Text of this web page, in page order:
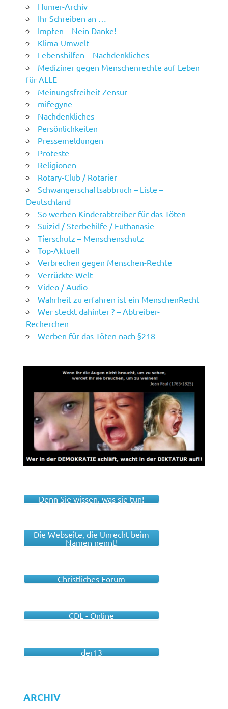
Humer-Archiv
Ihr Schreiben an …
Impfen – Nein Danke!
Klima-Umwelt
Lebenshilfen – Nachdenkliches
Mediziner gegen Menschenrechte auf Leben
für ALLE
Meinungsfreiheit-Zensur
mifegyne
Nachdenkliches
Persönlichkeiten
Pressemeldungen
Proteste
Religionen
Rotary-Club / Rotarier
Schwangerschaftsabbruch – Liste –
Deutschland
So werben Kinderabtreiber für das Töten
Suizid / Sterbehilfe / Euthanasie
Tierschutz – Menschenschutz
Top-Aktuell
Verbrechen gegen Menschen-Rechte
Verrückte Welt
Video / Audio
Wahrheit zu erfahren ist ein MenschenRecht
Wer steckt dahinter ? – Abtreiber-
Recherchen
Werben für das Töten nach §218
Denn Sie wissen, was sie tun!
Die Webseite, die Unrecht beim
Namen nennt!
Christliches Forum
CDL - Online
der13
ARCHIV